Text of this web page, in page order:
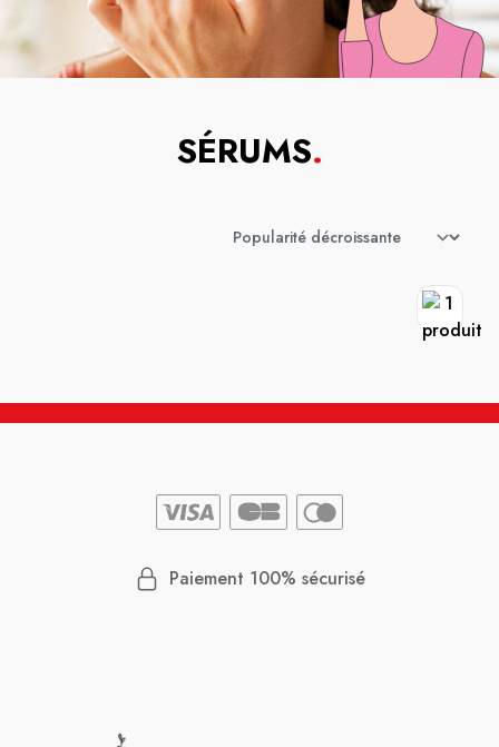
SÉRUMS.
Paiement 100% sécurisé